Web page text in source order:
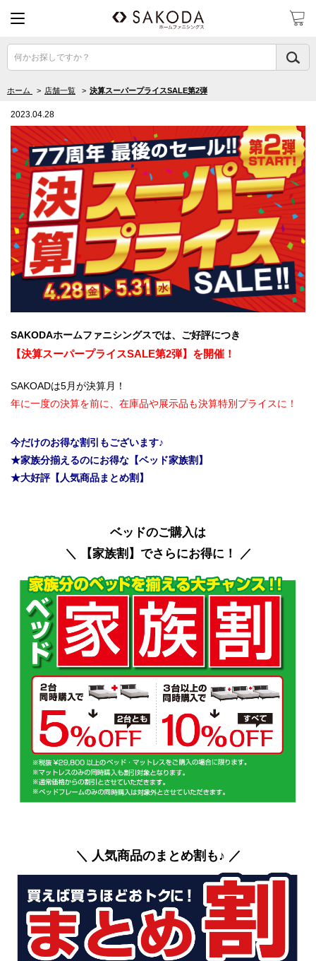
何かお探しですか？
ホーム > 店舗一覧 > 決算スーパープライスSALE第2弾
2023.04.28
SAKODAホームファニシングスでは、ご好評につき
【決算スーパープライスSALE第2弾】を開催！
SAKOADは5月が決算月！
年に一度の決算を前に、在庫品や展示品も決算特別プライスに！
今だけのお得な割引もございます♪
★家族分揃えるのにお得な【ベッド家族割】
★大好評【人気商品まとめ割】
ベッドのご購入は
＼ 【家族割】でさらにお得に！ ／
＼ 人気商品のまとめ割も♪ ／